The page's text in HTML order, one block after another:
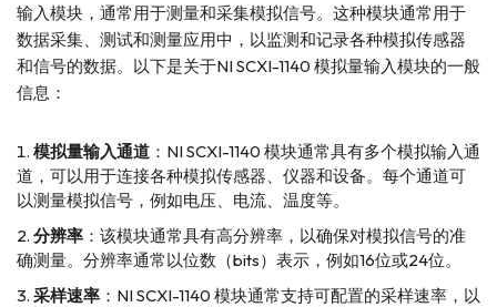
输入模块，通常用于测量和采集模拟信号。这种模块通常用于
数据采集、测试和测量应用中，以监测和记录各种模拟传感器
和信号的数据。以下是关于NI SCXI-1140 模拟量输入模块的一般
信息：
模拟量输入通道 ：NI SCXI-1140 模块通常具有多个模拟输入通
道，可以用于连接各种模拟传感器、仪器和设备。每个通道可
以测量模拟信号，例如电压、电流、温度等。
分辨率 ：该模块通常具有高分辨率，以确保对模拟信号的准
确测量。分辨率通常以位数（bits）表示，例如16位或24位。
采样速率 ：NI SCXI-1140 模块通常支持可配置的采样速率，以